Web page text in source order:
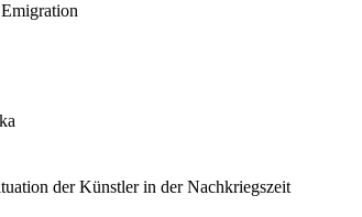
der Künstler in der Nachkriegszeit